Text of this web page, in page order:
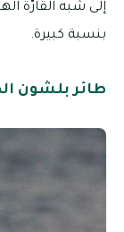
إلى شبه القارّة
بنسبة كبيرة.
طائر بلشون